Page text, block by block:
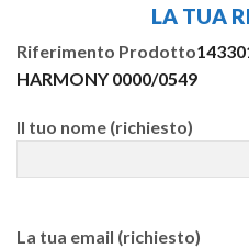
LA TUA
Riferimento Prodotto
HARMONY 0000/0549
Il tuo nome (richiesto)
La tua email (richiesto)